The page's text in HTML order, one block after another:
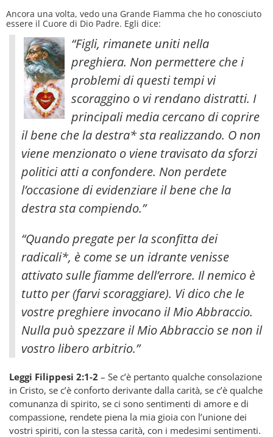
Ancora una volta, vedo una Grande Fiamma che ho conosciuto
essere il Cuore di Dio Padre. Egli dice:
“Figli, rimanete uniti nella
preghiera. Non permettere che i
problemi di questi tempi vi
scoraggino o vi rendano distratti. I
principali media cercano di coprire
il bene che la destra* sta realizzando. O non
viene menzionato o viene travisato da sforzi
politici atti a confondere. Non perdete
l’occasione di evidenziare il bene che la
destra sta compiendo.”
“Quando pregate per la sconfitta dei
radicali*, è come se un idrante venisse
attivato sulle fiamme dell’errore. Il nemico è
tutto per (farvi scoraggiare). Vi dico che le
vostre preghiere invocano il Mio Abbraccio.
Nulla può spezzare il Mio Abbraccio se non il
vostro libero arbitrio.”
Leggi Filippesi 2:1-2 – Se c’è pertanto qualche consolazione
in Cristo, se c’è conforto derivante dalla carità, se c’è qualche
comunanza di spirito, se ci sono sentimenti di amore e di
compassione, rendete piena la mia gioia con l’unione dei
vostri spiriti, con la stessa carità, con i medesimi sentimenti.